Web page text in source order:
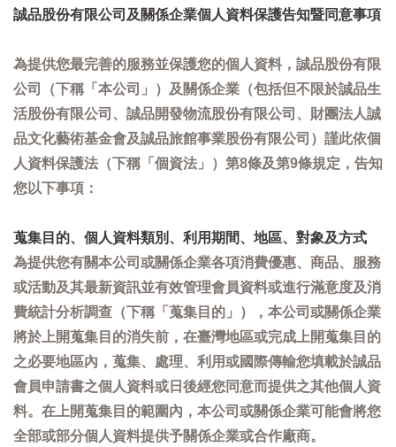
誠品股份有限公司及關係企業個人資料保護告知暨同意事項
為提供您最完善的服務並保護您的個人資料，誠品股份有限
公司（下稱「本公司」）及關係企業（包括但不限於誠品生
活股份有限公司、誠品開發物流股份有限公司、財團法人誠
品文化藝術基金會及誠品旅館事業股份有限公司）謹此依個
人資料保護法（下稱「個資法」）第8條及第9條規定，告知
您以下事項：
蒐集目的、個人資料類別、利用期間、地區、對象及方式
為提供您有關本公司或關係企業各項消費優惠、商品、服務
或活動及其最新資訊並有效管理會員資料或進行滿意度及消
費統計分析調查（下稱「蒐集目的」），本公司或關係企業
將於上開蒐集目的消失前，在臺灣地區或完成上開蒐集目的
之必要地區內，蒐集、處理、利用或國際傳輸您填載於誠品
會員申請書之個人資料或日後經您同意而提供之其他個人資
料。在上開蒐集目的範圍內，本公司或關係企業可能會將您
全部或部分個人資料提供予關係企業或合作廠商。